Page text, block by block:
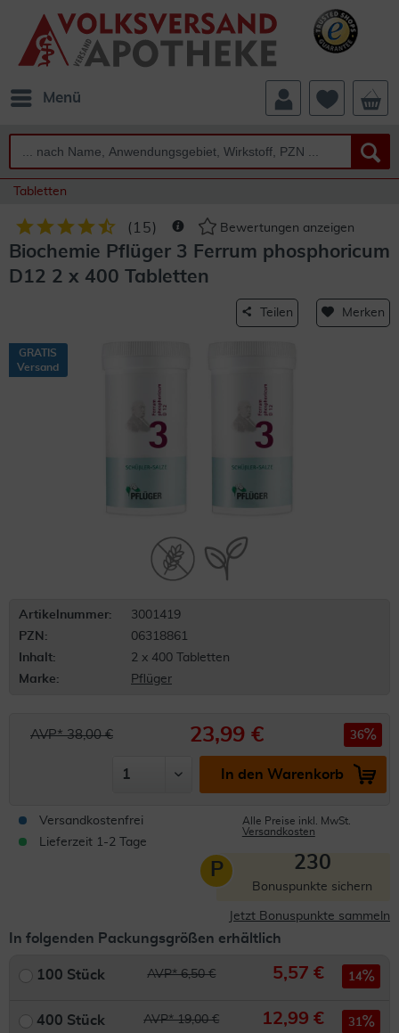
Menü
Tabletten
( 15) Bewertungen anzeigen
Biochemie Pflüger 3 Ferrum phosphoricum
D12 2 x 400 Tabletten
Teilen Merken
GRATIS
Versand
Artikelnummer:
3001419
PZN:
06318861
Inhalt:
2 x 400 Tabletten
Marke:
Pflüger
AVP* 38,00 € 23,99 € 36
In den Warenkorb
Versandkostenfrei
Lieferzeit 1-2 Tage
Alle Preise inkl. MwSt.
Versandkosten
P 230
Bonuspunkte sichern
Jetzt Bonuspunkte sammeln
In folgenden Packungsgrößen erhältlich
100 Stück AVP* 6,50 € 5,57 € 14
400 Stück AVP* 19,00 € 12,99 € 31